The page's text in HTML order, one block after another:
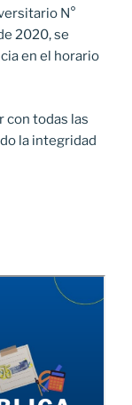
N°
2020, se
en el horario
con todas las
la integridad